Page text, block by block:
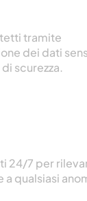
tramite
dei dati
scurezza.
24/7 per
qualsiasi